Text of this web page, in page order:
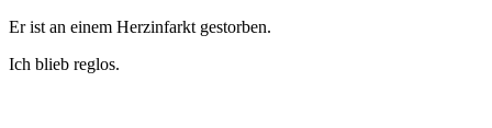
Er ist an einem Herzinfarkt gestorben.
Ich blieb reglos.